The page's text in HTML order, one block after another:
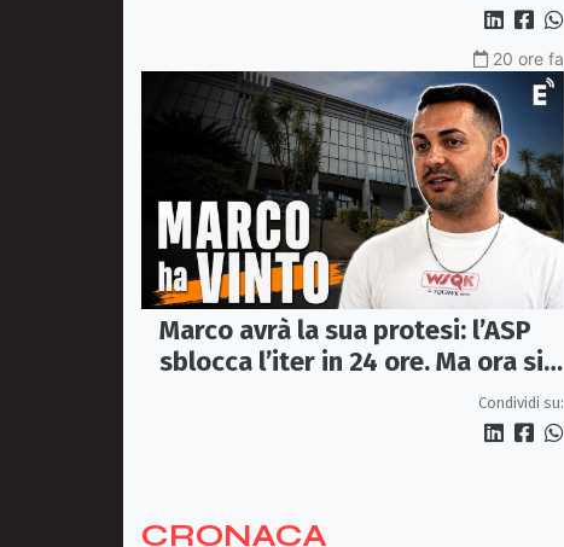
20 ore fa
Marco avrà la sua protesi: l’ASP
sblocca l’iter in 24 ore. Ma ora si
apre il caso dell’Ufficio ausiliCondividi su:
CRONACA